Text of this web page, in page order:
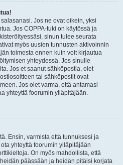
Jos ne ovat oikein, yksi
Jos COPPA-tuki on käytössä ja
sinun tulee seurata
myös uusien tunnusten aktivoinnin
toimesta ennen kuin voit kirjautua
yhteydessä. Jos sinulle
Jos et saanut sähköpostia, olet
tai sähköpostit ovat
Jos olet varma, että antamasi
yhteyttä foorumin ylläpitäjään.
Ensin, varmista että tunnuksesi ja
yhteyttä foorumin ylläpitäjään
On myös mahdollista, että
päässään ja heidän pitäisi korjata